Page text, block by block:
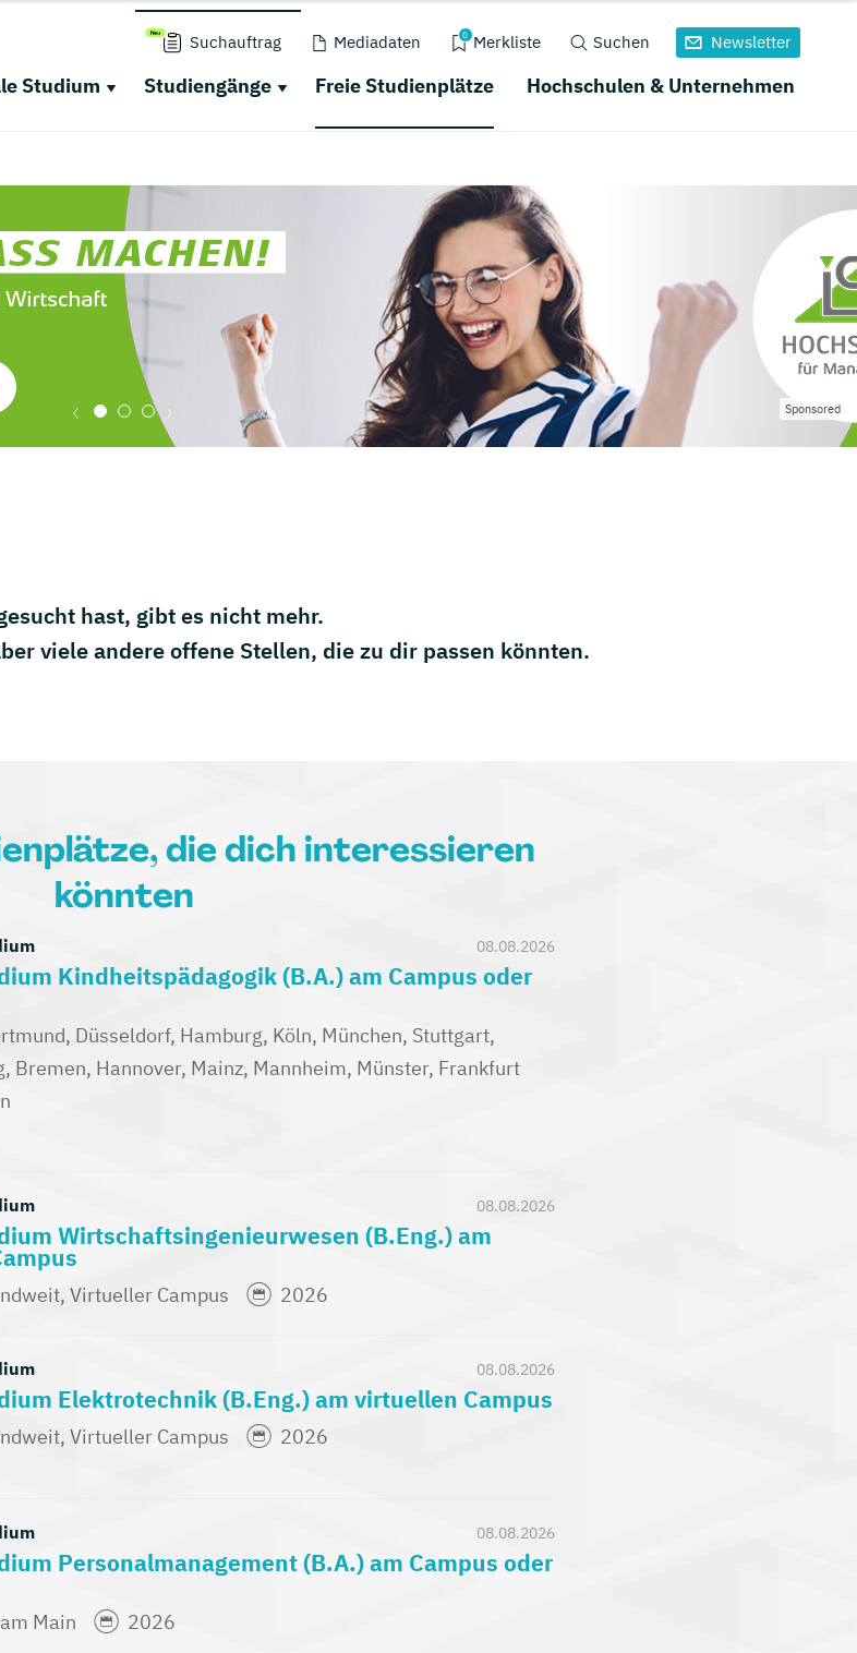
Suchauftrag Mediadaten 0 Merkliste Suchen Newsletter
Studium Studiengänge Freie Studienplätze Hochschulen & Unternehmen
Sponsored
hast, gibt es nicht mehr.
viele andere offene Stellen, die zu dir passen könnten.
die dich interessieren
könnten
08.08.2026
Kindheitspädagogik (B.A.) am Campus oder
Düsseldorf, Hamburg, Köln, München, Stuttgart,
Bremen, Hannover, Mainz, Mannheim, Münster, Frankfurt
08.08.2026
Wirtschaftsingenieurwesen (B.Eng.) am
Virtueller Campus 2026
08.08.2026
Elektrotechnik (B.Eng.) am virtuellen Campus
Virtueller Campus 2026
08.08.2026
Personalmanagement (B.A.) am Campus oder
Main 2026